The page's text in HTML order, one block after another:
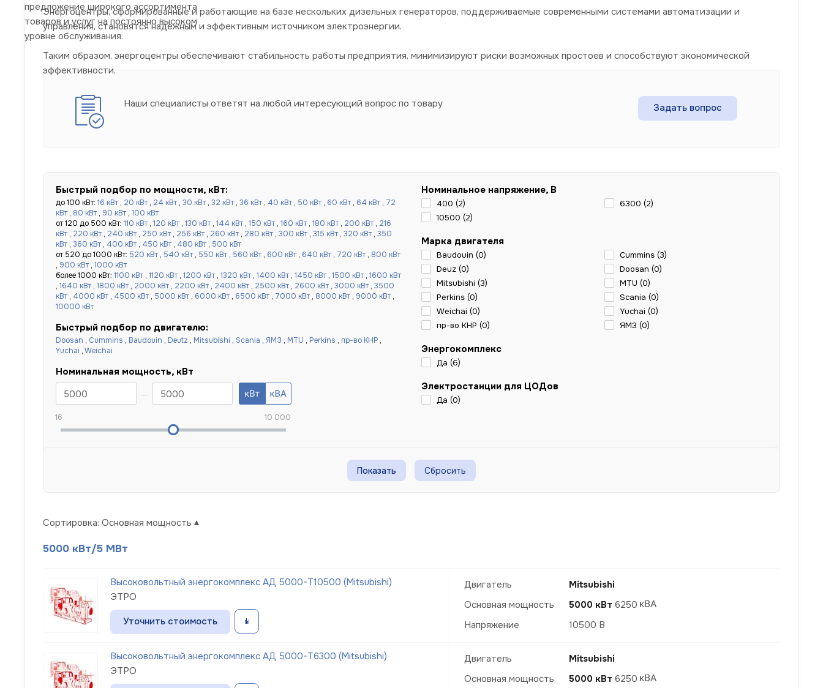
Энергоцентры, сформированные и работающие на базе нескольких дизельных генераторов, поддерживаемые современными системами автоматизации и
управления, становятся надежным и эффективным источником электроэнергии.
Таким образом, энергоцентры обеспечивают стабильность работы предприятия, минимизируют риски возможных простоев и способствуют экономической
эффективности.
Наши специалисты ответят на любой интересующий вопрос по товару Задать вопрос
Быстрый подбор по мощности, кВт:
до 100 кВт: 16 кВт , 20 кВт , 24 кВт , 30 кВт , 32 кВт , 36 кВт , 40 кВт , 50 кВт , 60 кВт , 64 кВт , 72
кВт , 80 кВт , 90 кВт , 100 кВт
от 120 до 500 кВт: 110 кВт , 120 кВт , 130 кВт , 144 кВт , 150 кВт , 160 кВт , 180 кВт , 200 кВт , 216
кВт , 220 кВт , 240 кВт , 250 кВт , 256 кВт , 260 кВт , 280 кВт , 300 кВт , 315 кВт , 320 кВт , 350
кВт , 360 кВт , 400 кВт , 450 кВт , 480 кВт , 500 кВт
от 520 до 1000 кВт: 520 кВт , 540 кВт , 550 кВт , 560 кВт , 600 кВт , 640 кВт , 720 кВт , 800 кВт
, 900 кВт , 1000 кВт
более 1000 кВт: 1100 кВт , 1120 кВт , 1200 кВт , 1320 кВт , 1400 кВт , 1450 кВт , 1500 кВт , 1600 кВт
, 1640 кВт , 1800 кВт , 2000 кВт , 2200 кВт , 2400 кВт , 2500 кВт , 2600 кВт , 3000 кВт , 3500
кВт , 4000 кВт , 4500 кВт , 5000 кВт , 6000 кВт , 6500 кВт , 7000 кВт , 8000 кВт , 9000 кВт ,
10000 кВт
Быстрый подбор по двигателю:
Doosan , Cummins , Baudouin , Deutz , Mitsubishi , Scania , ЯМЗ , MTU , Perkins , пр-во КНР ,
Yuchai ,Weichai
Номинальная мощность, кВт
16 10 000
Номинальное напряжение, В
400 (2) 6300 (2)
10500 (2)
Марка двигателя
Baudouin (0) Cummins (3)
Deuz (0) Doosan (0)
Mitsubishi (3) MTU (0)
Perkins (0) Scania (0)
Weichai (0) Yuchai (0)
пр-во КНР (0) ЯМЗ (0)
Энергокомплекс
Да (6)
Электростанции для ЦОДов
Да (0)
Сбросить
Сортировка: Основная мощность
5000 кВт/5 МВт
Высоковольтный энергокомплекс АД 5000-Т10500 (Mitsubishi)
ЭТРО
Уточнить стоимость
Двигатель
Mitsubishi
Основная мощность
5000 кВт 6250
Напряжение
10500 В
Высоковольтный энергокомплекс АД 5000-Т6300 (Mitsubishi)
ЭТРО
Двигатель
Mitsubishi
Основная мощность
5000 кВт 6250
предложение широкого ассортимента
товаров и услуг на постоянно высоком
уровне обслуживания.